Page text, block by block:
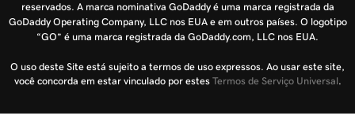
reservados. A marca nominativa GoDaddy é uma marca registrada da
GoDaddy Operating Company, LLC nos EUA e em outros países. O logotipo
“GO” é uma marca registrada da GoDaddy.com, LLC nos EUA.
O uso deste Site está sujeito a termos de uso expressos. Ao usar este site,
você concorda em estar vinculado por estes Termos de Serviço Universal.